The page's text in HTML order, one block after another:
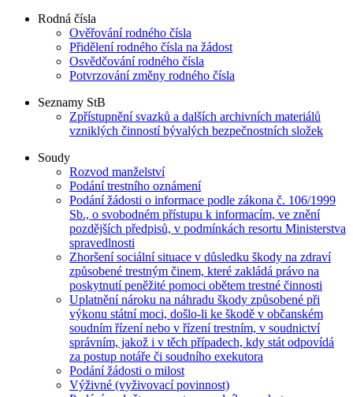
Rodná čísla
Ověřování rodného čísla
Přidělení rodného čísla na žádost
Osvědčování rodného čísla
Potvrzování změny rodného čísla
Seznamy StB
Zpřístupnění svazků a dalších archivních materiálů
vzniklých činností bývalých bezpečnostních složek
Soudy
Rozvod manželství
Podání trestního oznámení
Podání žádosti o informace podle zákona č. 106/1999
Sb., o svobodném přístupu k informacím, ve znění
pozdějších předpisů, v podmínkách resortu Ministerstva
spravedlnosti
Zhoršení sociální situace v důsledku škody na zdraví
způsobené trestným činem, které zakládá právo na
poskytnutí peněžité pomoci obětem trestné činnosti
Uplatnění nároku na náhradu škody způsobené při
výkonu státní moci, došlo-li ke škodě v občanském
soudním řízení nebo v řízení trestním, v soudnictví
správním, jakož i v těch případech, kdy stát odpovídá
za postup notáře či soudního exekutora
Podání žádosti o milost
Výživné (vyživovací povinnost)